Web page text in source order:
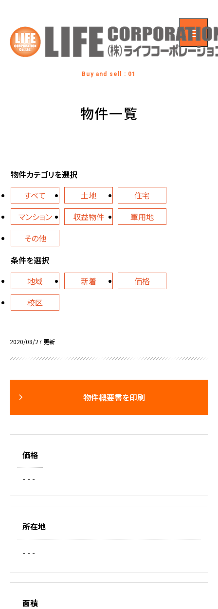
Buy and sell : 01
物件一覧
物件カテゴリを選択
すべて
土地
住宅
マンション
収益物件
軍用地
その他
条件を選択
地域
新着
価格
校区
2020/08/27 更新
物件概要書を印刷
価格
- - -
所在地
- - -
面積